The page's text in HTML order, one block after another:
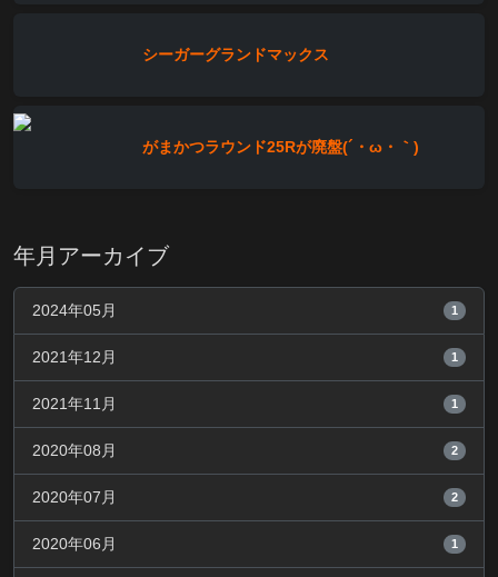
シーガーグランドマックス
がまかつラウンド25Rが廃盤(´・ω・｀)
年月アーカイブ
2024年05月 1
2021年12月 1
2021年11月 1
2020年08月 2
2020年07月 2
2020年06月 1